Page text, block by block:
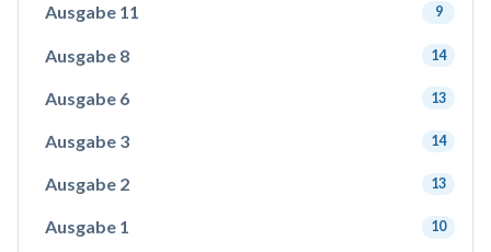
Ausgabe 11 9
Ausgabe 8 14
Ausgabe 6 13
Ausgabe 3 14
Ausgabe 2 13
Ausgabe 1 10